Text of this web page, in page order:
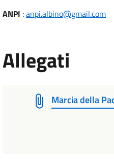
ANPI :anpi.albino@gmail.com
Allegati
Marcia della